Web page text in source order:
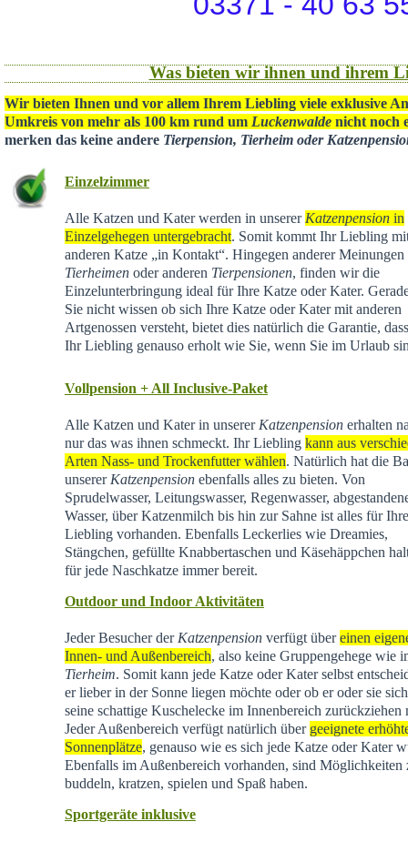
Was bieten wir ihnen und ihrem
Wir bieten Ihnen und vor allem Ihrem Liebling viele exklusive
Umkreis von mehr als 100 km rund um Luckenwalde nicht noch
merken das keine andere Tierpension, Tierheim oder
Einzelzimmer
Alle Katzen und Kater werden in unserer Katzenpensionin
Einzelgehegen untergebracht. Somit kommt Ihr Liebling
anderen Katze „in Kontakt“. Hingegen anderer Meinungen
Tierheimenoder anderen Tierpensionen, finden wir die
Einzelunterbringung ideal für Ihre Katze oder Kater.
Sie nicht wissen ob sich Ihre Katze oder Kater mit anderen
Artgenossen versteht, bietet dies natürlich die Garantie,
Ihr Liebling genauso erholt wie Sie, wenn Sie im Urlaub
Vollpension + All Inclusive-Paket
Alle Katzen und Kater in unserer Katzenpensionerhalten
nur das was ihnen schmeckt. Ihr Liebling kann aus
Arten Nass- und Trockenfutter wählen. Natürlich hat die
unserer Katzenpensionebenfalls alles zu bieten. Von
Sprudelwasser, Leitungswasser, Regenwasser,
Wasser, über Katzenmilch bis hin zur Sahne ist alles für
Liebling vorhanden. Ebenfalls Leckerlies wie Dreamies,
Stängchen, gefüllte Knabbertaschen und Käsehäppchen
für jede Naschkatze immer bereit.
Outdoor und Indoor Aktivitäten
Jeder Besucher der Katzenpensionverfügt übereinen
Innen- und Außenbereich, also keine Gruppengehege wie
Tierheim. Somit kann jede Katze oder Kater selbst
er lieber in der Sonne liegen möchte oder ob er oder sie
seine schattige Kuschelecke im Innenbereich zurückziehen
Jeder Außenbereich verfügt natürlich über geeignete
Sonnenplätze, genauso wie es sich jede Katze oder Kater
Ebenfalls im Außenbereich vorhanden, sind Möglichkeiten
buddeln, kratzen, spielen und Spaß haben.
Sportgeräte inklusive